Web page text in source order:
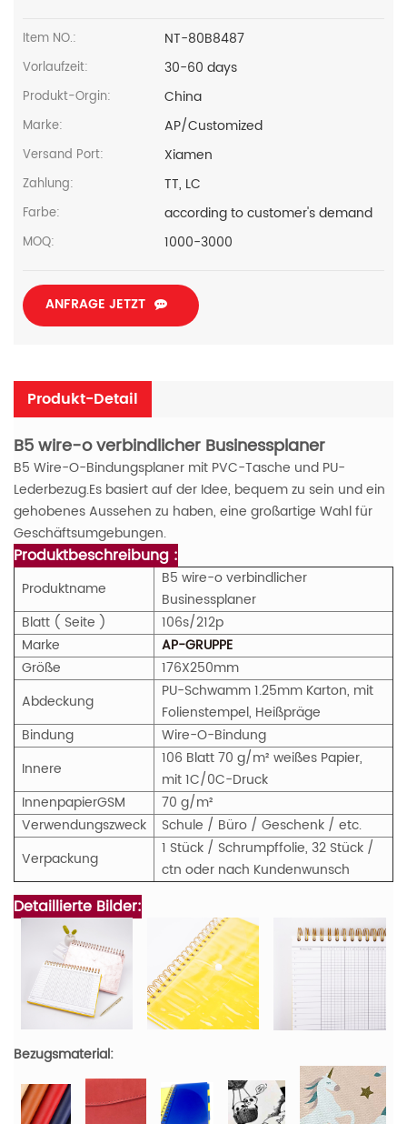
Item NO.: NT-80B8487
Vorlaufzeit: 30-60 days
Produkt-Orgin: China
Marke: AP/Customized
Versand Port: Xiamen
Zahlung: TT, LC
Farbe: according to customer's demand
MOQ: 1000-3000
ANFRAGE JETZT
Produkt-Detail
B5 wire-o verbindlicher Businessplaner
B5 Wire-O-Bindungsplaner mit PVC-Tasche und PU-
Lederbezug.Es basiert auf der Idee, bequem zu sein und ein
gehobenes Aussehen zu haben, eine großartige Wahl für
Geschäftsumgebungen.
Produktbeschreibung :
Produktname
B5 wire-o verbindlicher
Businessplaner
Blatt ( Seite )
106s/212p
Marke
AP-GRUPPE
Größe
176X250mm
Abdeckung
PU-Schwamm 1.25mm Karton, mit
Folienstempel, Heißpräge
Bindung
Wire-O-Bindung
Innere
106 Blatt 70 g/m² weißes Papier,
mit 1C/0C-Druck
InnenpapierGSM
70 g/m²
Verwendungszweck
Schule / Büro / Geschenk / etc.
Verpackung
1 Stück / Schrumpffolie, 32 Stück /
ctn oder nach Kundenwunsch
Detaillierte Bilder:
Bezugsmaterial: